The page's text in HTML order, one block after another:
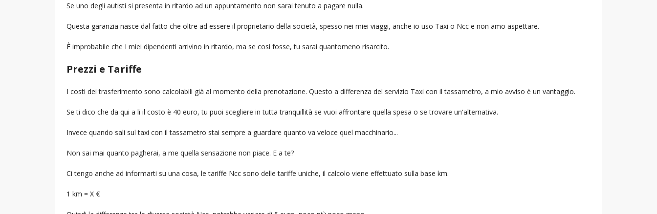
Se uno degli autisti si presenta in ritardo ad un appuntamento non sarai tenuto a pagare nulla.
Questa garanzia nasce dal fatto che oltre ad essere il proprietario della società, spesso nei miei viaggi, anche io uso Taxi o Ncc e non amo aspettare.
È improbabile che I miei dipendenti arrivino in ritardo, ma se così fosse, tu sarai quantomeno risarcito.
Prezzi e Tariffe
I costi dei trasferimento sono calcolabili già al momento della prenotazione. Questo a differenza del servizio Taxi con il tassametro, a mio avviso è un vantaggio.
Se ti dico che da qui a li il costo è 40 euro, tu puoi scegliere in tutta tranquillità se vuoi affrontare quella spesa o se trovare un'alternativa.
Invece quando sali sul taxi con il tassametro stai sempre a guardare quanto va veloce quel macchinario...
Non sai mai quanto pagherai, a me quella sensazione non piace. E a te?
Ci tengo anche ad informarti su una cosa, le tariffe Ncc sono delle tariffe uniche, il calcolo viene effettuato sulla base km.
1 km = X €